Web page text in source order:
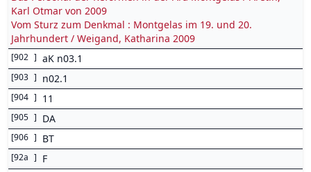
Karl Otmar von 2009
Vom Sturz zum Denkmal : Montgelas im 19. und 20.
Jahrhundert / Weigand, Katharina 2009
[902 ] aK n03.1
[903 ] n02.1
[904 ] 11
[905 ] DA
[906 ] BT
[92a ] F